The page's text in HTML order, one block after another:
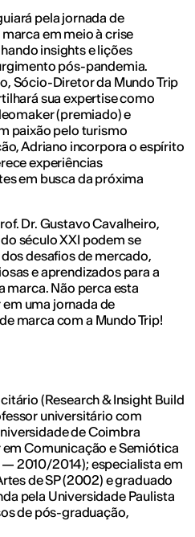
pela jornada de
em meio à crise
insights e lições
pós-pandemia.
Sócio-Diretor da Mundo Trip
sua expertise como
(premiado) e
paixão pelo turismo
Adriano incorpora o espírito
experiências
em busca da próxima
Dr. Gustavo Cavalheiro,
século XXI podem se
desafios de mercado,
e aprendizados para a
marca. Não perca esta
uma jornada de
marca com a Mundo Trip!
(Research & Insight Build
universitário com
de Coimbra
Comunicação e Semiótica
— 2010/2014); especialista em
de SP (2002) e graduado
pela Universidade Paulista
de pós-graduação,